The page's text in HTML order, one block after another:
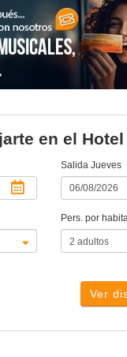
en el
Salida Jueves
Pers. por
Ver